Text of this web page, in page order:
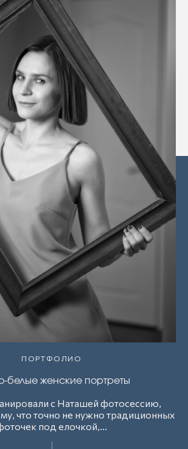
ПОРТФОЛИО
белые женские портреты
с Наташей фотосессию,
что точно не нужно традиционных
под елочкой,...